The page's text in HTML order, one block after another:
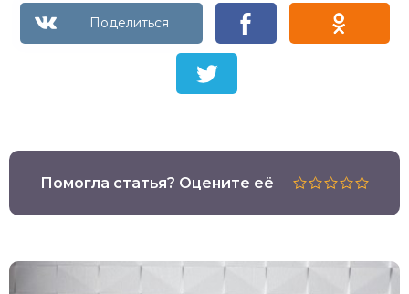
Помогла статья? Оцените её